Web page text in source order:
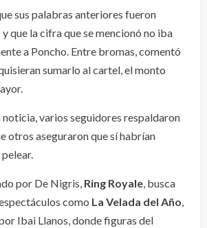
sus palabras anteriores fueron
que la cifra que se mencionó no iba
a Poncho. Entre bromas, comentó
sumarlo al cartel, el monto
varios seguidores respaldaron
otros aseguraron que sí habrían
por De Nigris, Ring Royale, busca
como La Velada del Año,
Ibai Llanos, donde figuras del